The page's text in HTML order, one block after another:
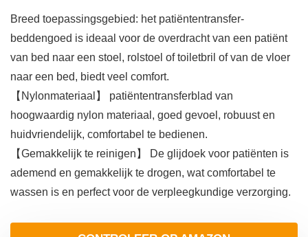
Breed toepassingsgebied: het patiëntentransfer-
beddengoed is ideaal voor de overdracht van een patiënt
van bed naar een stoel, rolstoel of toiletbril of van de vloer
naar een bed, biedt veel comfort.
【Nylonmateriaal】 patiëntentransferblad van
hoogwaardig nylon materiaal, goed gevoel, robuust en
huidvriendelijk, comfortabel te bedienen.
【Gemakkelijk te reinigen】 De glijdoek voor patiënten is
ademend en gemakkelijk te drogen, wat comfortabel te
wassen is en perfect voor de verpleegkundige verzorging.